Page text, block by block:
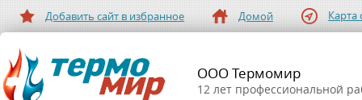
Добавить сайт в избранное Домой Карта
ООО Термомир
12 лет профессиональной